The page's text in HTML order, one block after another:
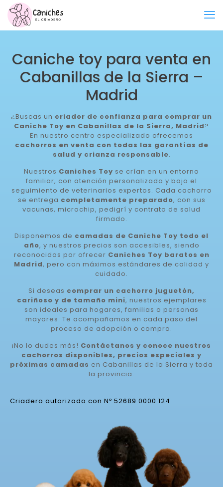
Caniche toy para venta en
Cabanillas de la Sierra –
Madrid
¿Buscas un criador de confianza para comprar un
Caniche Toy en Cabanillas de la Sierra, Madrid?
En nuestro centro especializado ofrecemos
cachorros en venta con todas las garantías de
salud y crianza responsable.
Nuestros Caniches Toy se crían en un entorno
familiar, con atención personalizada y bajo el
seguimiento de veterinarios expertos. Cada cachorro
se entrega completamente preparado, con sus
vacunas, microchip, pedigrí y contrato de salud
firmado.
Disponemos de camadas de Caniche Toy todo el
año, y nuestros precios son accesibles, siendo
reconocidos por ofrecer Caniches Toy baratos en
Madrid, pero con máximos estándares de calidad y
cuidado.
Si deseas comprar un cachorro juguetón,
cariñoso y de tamaño mini, nuestros ejemplares
son ideales para hogares, familias o personas
mayores. Te acompañamos en cada paso del
proceso de adopción o compra.
¡No lo dudes más! Contáctanos y conoce nuestros
cachorros disponibles, precios especiales y
próximas camadas en Cabanillas de la Sierra y toda
la provincia.
Criadero autorizado con Nº 52689 0000 124